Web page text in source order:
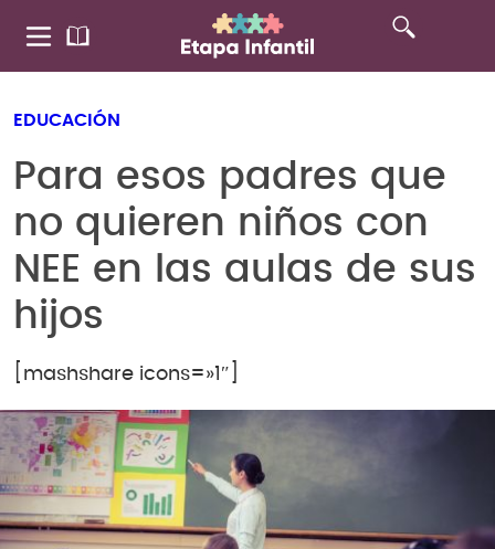
EDUCACIÓN
Para esos padres que
no quieren niños con
NEE en las aulas de sus
hijos
[mashshare icons=»1″]